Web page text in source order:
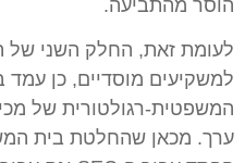
הוסר מהתביעה.
לעומת זאת, החלק השני של
למשקיעים מוסדיים, כן עמד
המשפטית-רגולטורית של
ערך. מכאן שהחלטת בית